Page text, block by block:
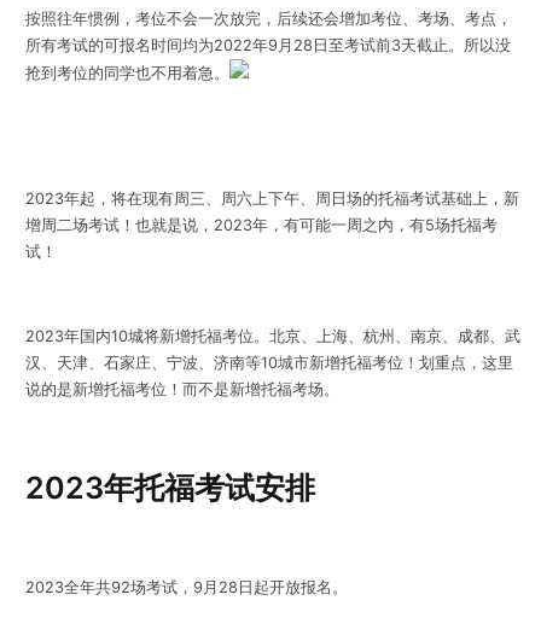
按照往年惯例，考位不会一次放完，后续还会增加考位、考场、考点，
所有考试的可报名时间均为2022年9月28日至考试前3天截止。所以没
抢到考位的同学也不用着急。
2023年起，将在现有周三、周六上下午、周日场的托福考试基础上， 新
增周二场考试！也就是说，2023年，有可能一周之内，有5场托福考
试！
2023年国内10城将新增托福考位。北京、上海、杭州、南京、成都、武
汉、天津、石家庄、宁波、济南等10城市新增托福考位！划重点，这里
说的是新增托福考位！而不是新增托福考场。
2023年托福考试安排
2023全年共92场考试，9月28日起开放报名。